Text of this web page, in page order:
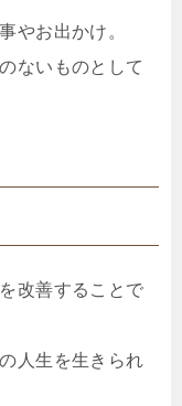
やお出かけ。
ないものとして
改善することで
人生を生きられ